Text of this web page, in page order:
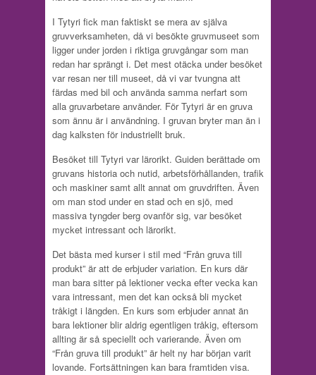
I Tytyri fick man faktiskt se mera av själva
gruvverksamheten, då vi besökte gruvmuseet som
ligger under jorden i riktiga gruvgångar som man
redan har sprängt i. Det mest otäcka under besöket
var resan ner till museet, då vi var tvungna att
färdas med bil och använda samma nerfart som
alla gruvarbetare använder. För Tytyri är en gruva
som ännu är i användning. I gruvan bryter man än i
dag kalksten för industriellt bruk.
Besöket till Tytyri var lärorikt. Guiden berättade om
gruvans historia och nutid, arbetsförhållanden, trafik
och maskiner samt allt annat om gruvdriften. Även
om man stod under en stad och en sjö, med
massiva tyngder berg ovanför sig, var besöket
mycket intressant och lärorikt.
Det bästa med kurser i stil med “Från gruva till
produkt” är att de erbjuder variation. En kurs där
man bara sitter på lektioner vecka efter vecka kan
vara intressant, men det kan också bli mycket
tråkigt i längden. En kurs som erbjuder annat än
bara lektioner blir aldrig egentligen tråkig, eftersom
allting är så speciellt och varierande. Även om
“Från gruva till produkt” är helt ny har början varit
lovande. Fortsättningen kan bara framtiden visa.